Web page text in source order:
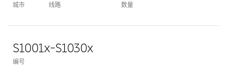
城市 线路 数量
S1001x-S1030x
编号